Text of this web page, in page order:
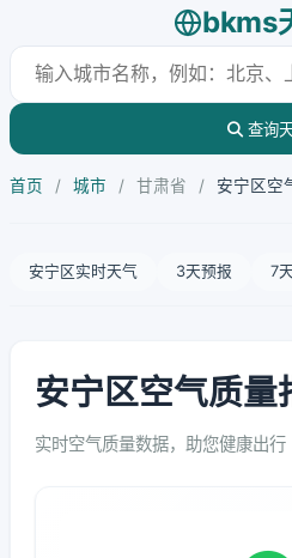
bkms
查询
首页 / 城市 / 甘肃省 / 安宁区空
安宁区实时天气 3天预报 7
安宁区空气质
实时空气质量数据，助您健康出行